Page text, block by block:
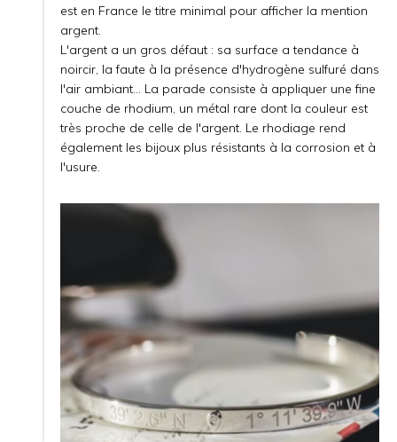
est en France le titre minimal pour afficher la mention
argent.
L'argent a un gros défaut : sa surface a tendance à
noircir, la faute à la présence d'hydrogène sulfuré dans
l'air ambiant... La parade consiste à appliquer une fine
couche de rhodium, un métal rare dont la couleur est
très proche de celle de l'argent. Le rhodiage rend
également les bijoux plus résistants à la corrosion et à
l'usure.